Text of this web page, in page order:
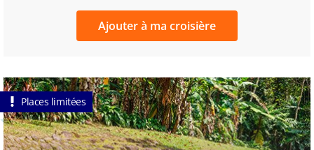
Ajouter à ma croisière
Places limitées